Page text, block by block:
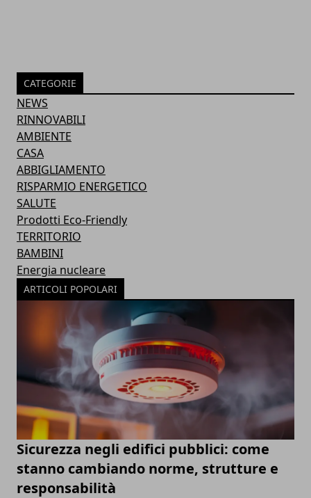
CATEGORIE
NEWS
RINNOVABILI
AMBIENTE
CASA
ABBIGLIAMENTO
RISPARMIO ENERGETICO
SALUTE
Prodotti Eco-Friendly
TERRITORIO
BAMBINI
Energia nucleare
ARTICOLI POPOLARI
Sicurezza negli edifici pubblici: come
stanno cambiando norme, strutture e
responsabilità